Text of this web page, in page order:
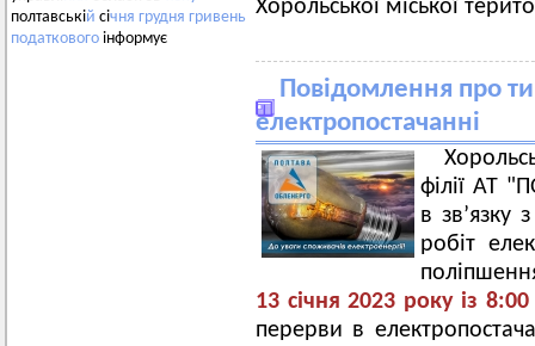
полтавській січня грудня гривень
податкового інформує
Хорольської міської
Повідомлення про
електропостачанні
філії АТ
в зв’язку
робіт
13 січня 2023 року із
перерви в